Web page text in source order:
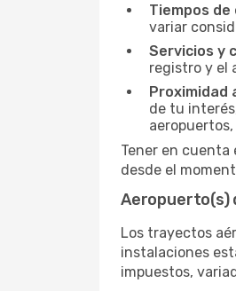
Tiempos
variar
Servicios y
registro y el
de tu
Tener en
desde el
Aeropuerto(s)
Los trayectos
instalaciones
impuestos,